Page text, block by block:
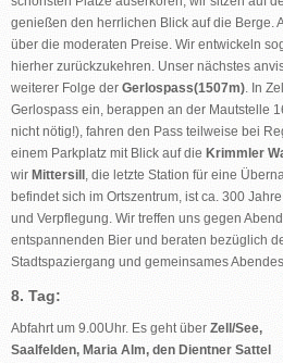
genießen den herrlichen Blick auf die Berge.
über die moderaten Preise. Wir entwickeln
hierher zurückzukehren. Unser nächstes
weiterer Folge der Gerlospass(1507m). In
Gerlospass ein, berappen an der Mautstelle
nicht nötig!), fahren den Pass teilweise bei
einem Parkplatz mit Blick auf die Krimmler
wir Mittersill , die letzte Station für eine
befindet sich im Ortszentrum, ist ca. 300
und Verpflegung. Wir treffen uns gegen
entspannenden Bier und beraten bezüglich
Stadtspaziergang und gemeinsames
8. Tag:
Abfahrt um 9.00Uhr. Es geht über Zell/See,
Saalfelden, Maria Alm, den Dientner Sattel